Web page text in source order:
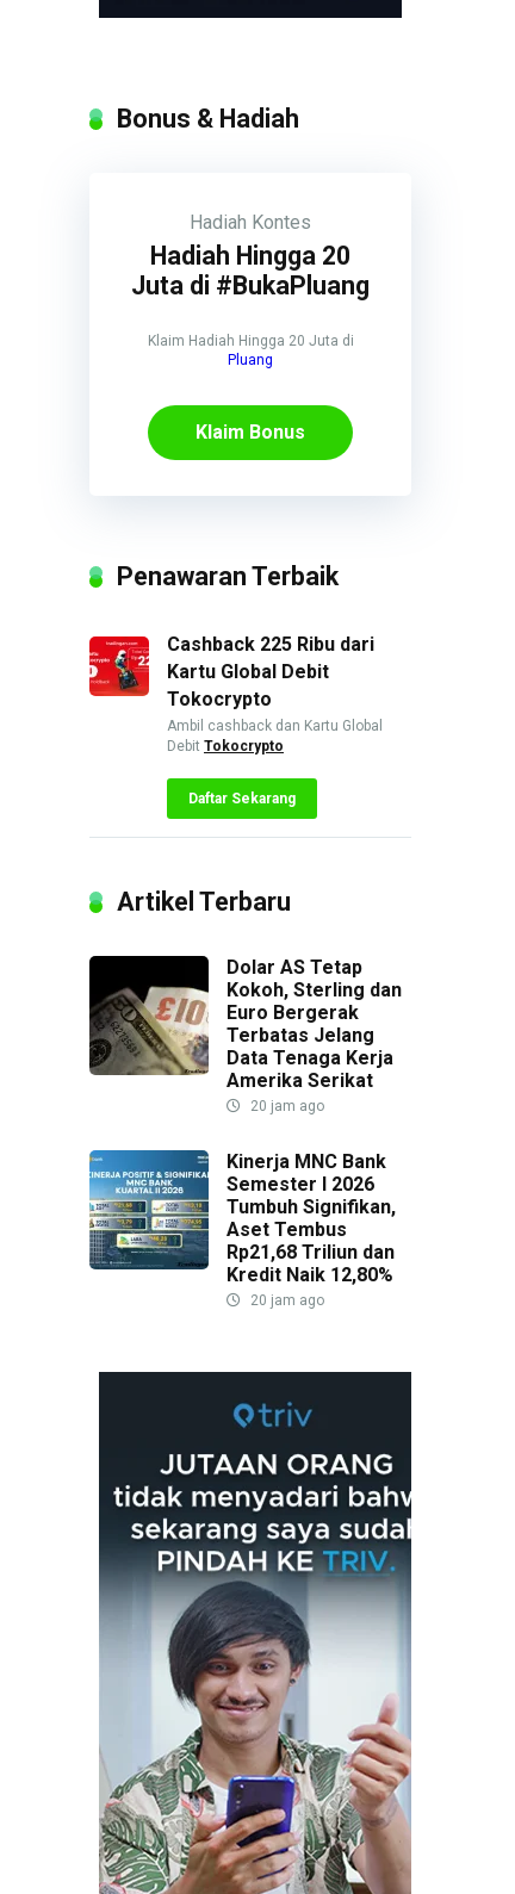
Bonus & Hadiah
Hadiah Kontes
Hadiah Hingga 20
Juta di #BukaPluang
Klaim Hadiah Hingga 20 Juta di
Pluang
Klaim Bonus
Penawaran Terbaik
Cashback 225 Ribu dari
Kartu Global Debit
Tokocrypto
Ambil cashback dan Kartu Global
Debit Tokocrypto
Daftar Sekarang
Artikel Terbaru
Dolar AS Tetap
Kokoh, Sterling dan
Euro Bergerak
Terbatas Jelang
Data Tenaga Kerja
Amerika Serikat
20 jam ago
Kinerja MNC Bank
Semester I 2026
Tumbuh Signifikan,
Aset Tembus
Rp21,68 Triliun dan
Kredit Naik 12,80%
20 jam ago